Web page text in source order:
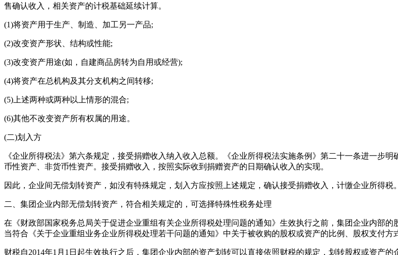
售确认收入，相关资产的计税基础延续计算。
(1)将资产用于生产、制造、加工另一产品;
(2)改变资产形状、结构或性能;
(3)改变资产用途(如，自建商品房转为自用或经营);
(4)将资产在总机构及其分支机构之间转移;
(5)上述两种或两种以上情形的混合;
(6)其他不改变资产所有权属的用途。
(二)划入方
《企业所得税法》第六条规定，接受捐赠收入纳入收入总额。《企业所得税法实施条例》第二十一条进一步
币性资产、非货币性资产。接受捐赠收入，按照实际收到捐赠资产的日期确认收入的实现。
因此，企业间无偿划转资产，如没有特殊规定，划入方应按照上述规定，确认接受捐赠收入，计缴企业所得税。
二、集团企业内部无偿划转资产，符合相关规定的，可选择特殊性税务处理
在《财政部国家税务总局关于促进企业重组有关企业所得税处理问题的通知》生效执行之前，集团企业内部
当符合《关于企业重组业务企业所得税处理若干问题的通知》中关于被收购的股权或资产的比例、股权支付方
财税自2014年1月1日起生效执行之后，集团企业内部的资产划转可以直接依照财税的规定，划转股权或资产